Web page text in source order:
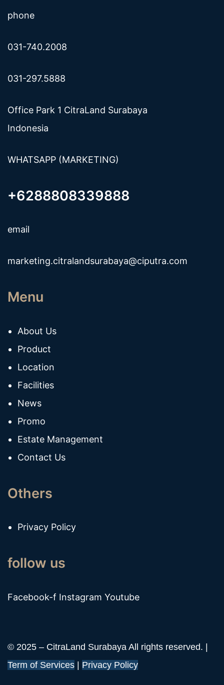
phone
031-740.2008
031-297.5888
Office Park 1 CitraLand Surabaya
Indonesia
WHATSAPP (MARKETING)
+6288808339888
email
marketing.citralandsurabaya@ciputra.com
Menu
About Us
Product
Location
Facilities
News
Promo
Estate Management
Contact Us
Others
Privacy Policy
follow us
Facebook-f Instagram Youtube
© 2025 – CitraLand Surabaya All rights reserved. |
Term of Services | Privacy Policy